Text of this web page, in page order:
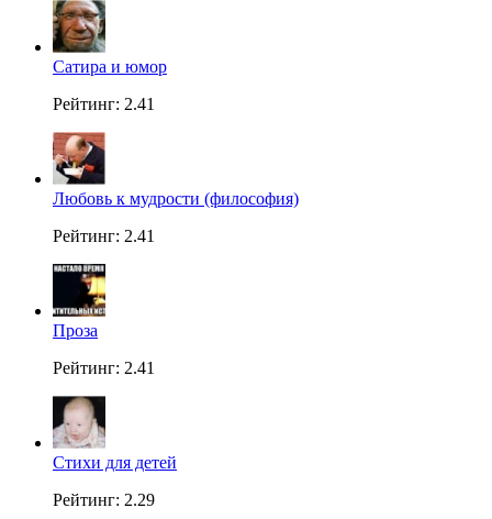
Сатира и юмор
Рейтинг: 2.41
Любовь к мудрости (философия)
Рейтинг: 2.41
Проза
Рейтинг: 2.41
Стихи для детей
Рейтинг: 2.29